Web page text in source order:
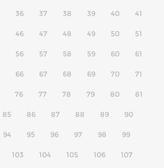
36 37 38 39 40 41
46 47 48 49 50 51
56 57 58 59 60 61
66 67 68 69 70 71
76 77 78 79 80 81
85 86 87 88 89 90
94 95 96 97 98 99
103 104 105 106 107